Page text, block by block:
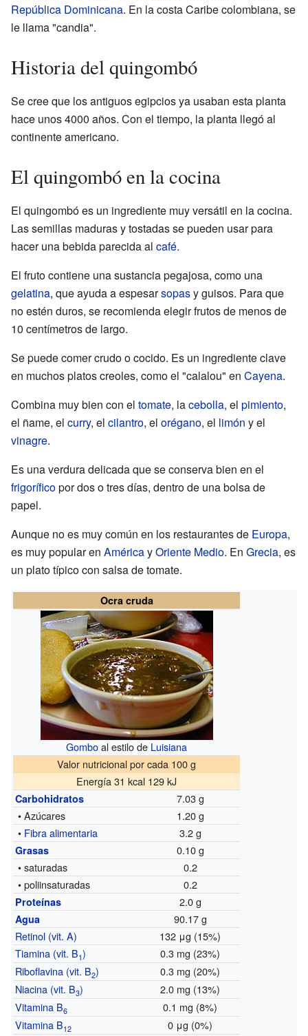
República Dominicana. En la costa Caribe colombiana, se
le llama "candia".
Historia del quingombó
Se cree que los antiguos egipcios ya usaban esta planta
hace unos 4000 años. Con el tiempo, la planta llegó al
continente americano.
El quingombó en la cocina
El quingombó es un ingrediente muy versátil en la cocina.
Las semillas maduras y tostadas se pueden usar para
hacer una bebida parecida al café.
El fruto contiene una sustancia pegajosa, como una
gelatina, que ayuda a espesarsopasy guisos. Para que
no estén duros, se recomienda elegir frutos de menos de
10 centímetros de largo.
Se puede comer crudo o cocido. Es un ingrediente clave
en muchos platos creoles, como el "calalou" en Cayena.
Combina muy bien con el tomate, lacebolla, el pimiento,
el ñame, el curry, el cilantro, el orégano, el limón y el
vinagre.
Es una verdura delicada que se conserva bien en el
frigoríficopor dos o tres días, dentro de una bolsa de
papel.
Aunque no es muy común en los restaurantes de Europa,
es muy popular en AméricayOriente Medio. En Grecia, es
un plato típico con salsa de tomate.
Ocra cruda
Gomboal estilo de Luisiana
Valor nutricional por cada 100 g
Energía 31 kcal 129 kJ
Carbohidratos
7.03 g
• Azúcares
1.20 g
• Fibra alimentaria 3.2 g
Grasas
0.10 g
• saturadas
0.2
• poliinsaturadas
0.2
Proteínas 2.0 g
Agua
90.17 g
Retinol (vit. A)
132 μg (15%)
Tiamina (vit. B1)
0.3 mg (23%)
Riboflavina (vit. B2)
0.3 mg (20%)
Niacina (vit. B3)
2.0 mg (13%)
Vitamina B6
0.1 mg (8%)
Vitamina B12
0 μg (0%)